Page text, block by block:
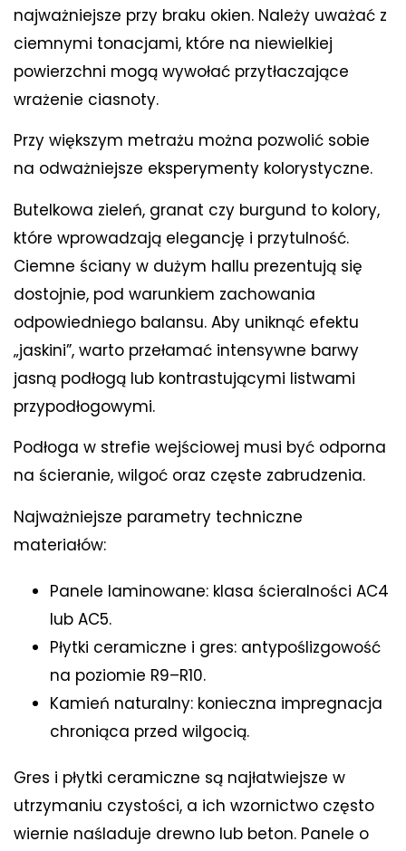
najważniejsze przy braku okien. Należy uważać z
ciemnymi tonacjami, które na niewielkiej
powierzchni mogą wywołać przytłaczające
wrażenie ciasnoty.
Przy większym metrażu można pozwolić sobie
na odważniejsze eksperymenty kolorystyczne.
Butelkowa zieleń, granat czy burgund to kolory,
które wprowadzają elegancję i przytulność.
Ciemne ściany w dużym hallu prezentują się
dostojnie, pod warunkiem zachowania
odpowiedniego balansu. Aby uniknąć efektu
„jaskini”, warto przełamać intensywne barwy
jasną podłogą lub kontrastującymi listwami
przypodłogowymi.
Podłoga w strefie wejściowej musi być odporna
na ścieranie, wilgoć oraz częste zabrudzenia.
Najważniejsze parametry techniczne
materiałów:
Panele laminowane: klasa ścieralności AC4
lub AC5.
Płytki ceramiczne i gres: antypoślizgowość
na poziomie R9–R10.
Kamień naturalny: konieczna impregnacja
chroniąca przed wilgocią.
Gres i płytki ceramiczne są najłatwiejsze w
utrzymaniu czystości, a ich wzornictwo często
wiernie naśladuje drewno lub beton. Panele o